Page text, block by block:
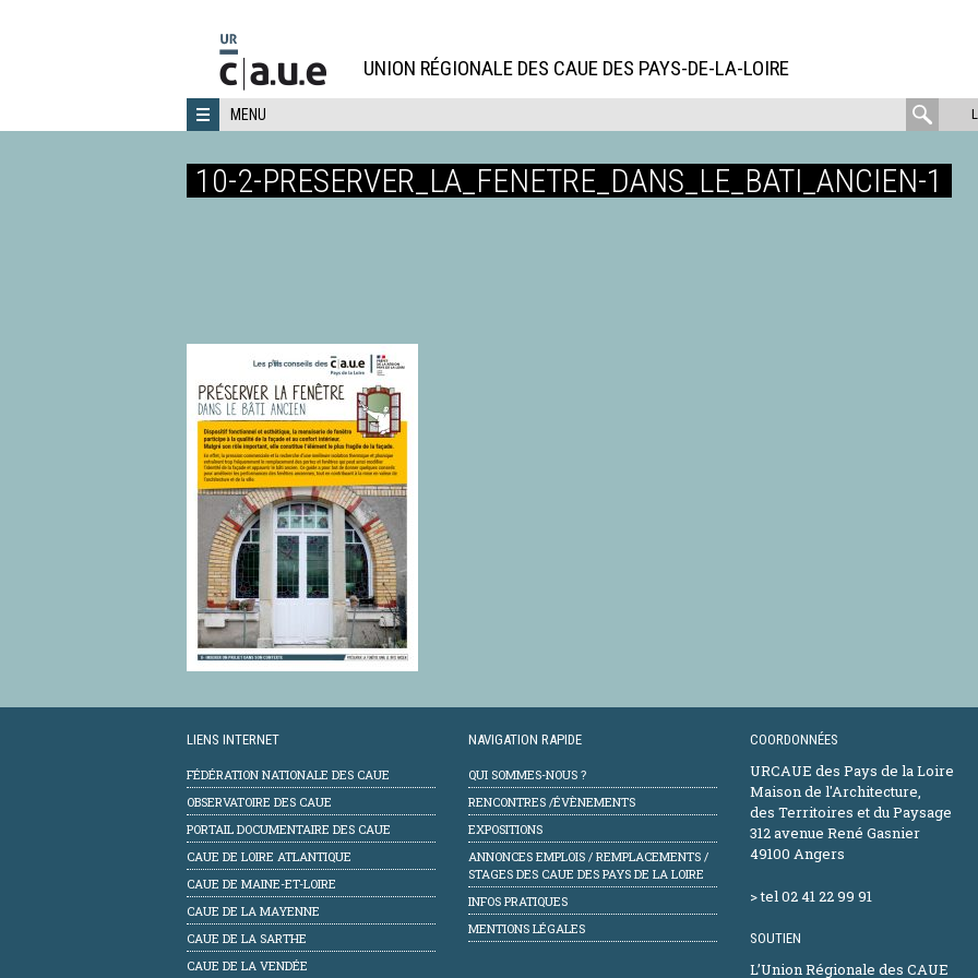
UNION RÉGIONALE DES CAUE DES PAYS-DE-LA-LOIRE
MENU
:
10-2-PRESERVER_LA_FENETRE_DANS_LE_BATI_ANCIEN-1
LIENS INTERNET
FÉDÉRATION NATIONALE DES CAUE
OBSERVATOIRE DES CAUE
PORTAIL DOCUMENTAIRE DES CAUE
CAUE DE LOIRE ATLANTIQUE
CAUE DE MAINE-ET-LOIRE
CAUE DE LA MAYENNE
CAUE DE LA SARTHE
CAUE DE LA VENDÉE
NAVIGATION RAPIDE
QUI SOMMES-NOUS ?
RENCONTRES /ÉVÈNEMENTS
EXPOSITIONS
ANNONCES EMPLOIS / REMPLACEMENTS /
STAGES DES CAUE DES PAYS DE LA LOIRE
INFOS PRATIQUES
MENTIONS LÉGALES
COORDONNÉES
URCAUE des Pays de la Loire
Maison de l'Architecture,
des Territoires et du Paysage
312 avenue René Gasnier
49100 Angers
> tel 02 41 22 99 91
SOUTIEN
L’Union Régionale des CAUE